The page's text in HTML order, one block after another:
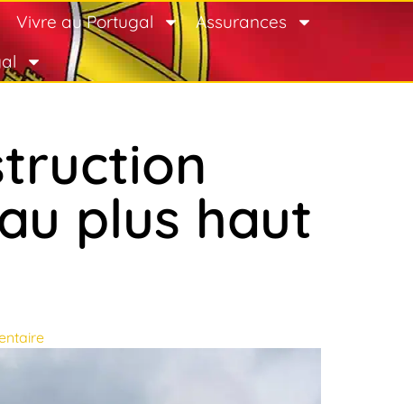
Vivre au Portugal
Assurances
plus haut